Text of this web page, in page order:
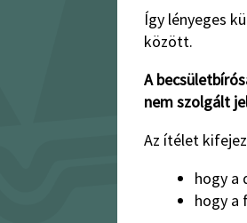
Így lényeges
között.
A
nem szolgált
Az ítélet
hogy a
hogy a